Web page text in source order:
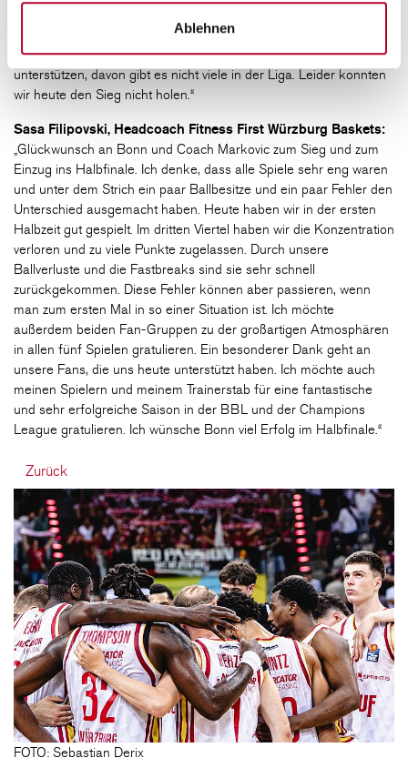
Ablehnen
sehr schwer. Ich weiß nicht, was da passiert ist. Wir sind immer
dankbar für unsere Fans, die uns auch auswärts immer
unterstützen, davon gibt es nicht viele in der Liga. Leider konnten
wir heute den Sieg nicht holen.“
Sasa Filipovski, Headcoach Fitness First Würzburg Baskets:
„Glückwunsch an Bonn und Coach Markovic zum Sieg und zum
Einzug ins Halbfinale. Ich denke, dass alle Spiele sehr eng waren
und unter dem Strich ein paar Ballbesitze und ein paar Fehler den
Unterschied ausgemacht haben. Heute haben wir in der ersten
Halbzeit gut gespielt. Im dritten Viertel haben wir die Konzentration
verloren und zu viele Punkte zugelassen. Durch unsere
Ballverluste und die Fastbreaks sind sie sehr schnell
zurückgekommen. Diese Fehler können aber passieren, wenn
man zum ersten Mal in so einer Situation ist. Ich möchte
außerdem beiden Fan-Gruppen zu der großartigen Atmosphären
in allen fünf Spielen gratulieren. Ein besonderer Dank geht an
unsere Fans, die uns heute unterstützt haben. Ich möchte auch
meinen Spielern und meinem Trainerstab für eine fantastische
und sehr erfolgreiche Saison in der BBL und der Champions
League gratulieren. Ich wünsche Bonn viel Erfolg im Halbfinale.“
Zurück
FOTO: Sebastian Derix